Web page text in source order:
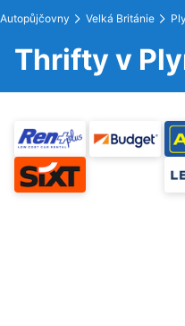
Autopůjčovny Velká Británie
Thrifty v